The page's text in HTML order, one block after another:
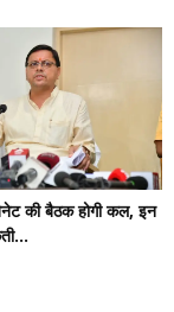
की बैठक होगी कल, इन